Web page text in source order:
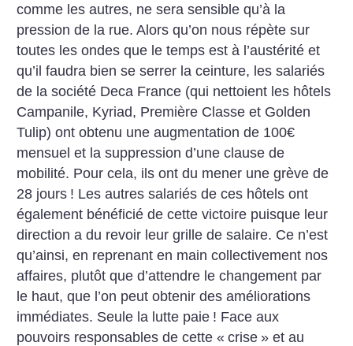
comme les autres, ne sera sensible qu’à la
pression de la rue. Alors qu’on nous répète sur
toutes les ondes que le temps est à l’austérité et
qu’il faudra bien se serrer la ceinture, les salariés
de la société Deca France (qui nettoient les hôtels
Campanile, Kyriad, Première Classe et Golden
Tulip) ont obtenu une augmentation de 100€
mensuel et la suppression d’une clause de
mobilité. Pour cela, ils ont du mener une grève de
28 jours ! Les autres salariés de ces hôtels ont
également bénéficié de cette victoire puisque leur
direction a du revoir leur grille de salaire. Ce n’est
qu’ainsi, en reprenant en main collectivement nos
affaires, plutôt que d’attendre le changement par
le haut, que l’on peut obtenir des améliorations
immédiates. Seule la lutte paie ! Face aux
pouvoirs responsables de cette « crise » et au